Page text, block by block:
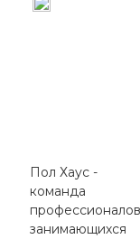
Пол Хаус -
команда
занимающихся